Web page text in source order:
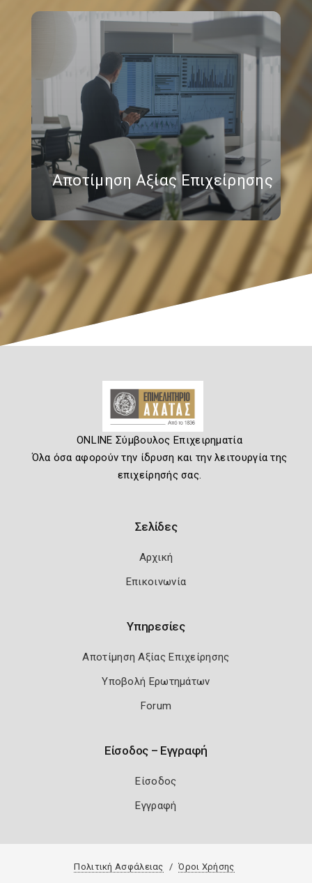
Αποτίμηση Αξίας Επιχείρησης
ONLINE Σύμβουλος Επιχειρηματία
Όλα όσα αφορούν την ίδρυση και την λειτουργία της
επιχείρησής σας.
Σελίδες
Αρχική
Επικοινωνία
Υπηρεσίες
Αποτίμηση Αξίας Επιχείρησης
Υποβολή Ερωτημάτων
Forum
Είσοδος – Εγγραφή
Είσοδος
Εγγραφή
Πολιτική Ασφάλειας Όροι Χρήσης